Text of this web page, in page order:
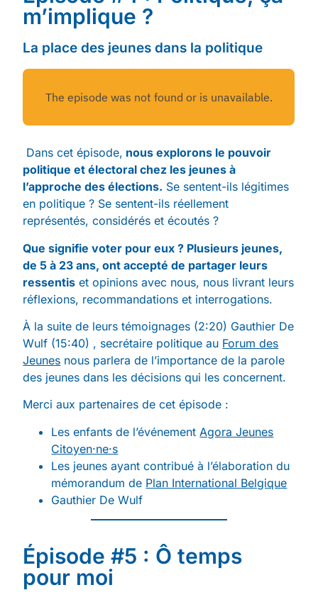
m’implique ?
La place des jeunes dans la politique
Dans cet épisode, nous explorons le pouvoir
politique et électoral chez les jeunes à
l’approche des élections. Se sentent-ils légitimes
en politique ? Se sentent-ils réellement
représentés, considérés et écoutés ?
Que signifie voter pour eux ? Plusieurs jeunes,
de 5 à 23 ans, ont accepté de partager leurs
ressentis et opinions avec nous, nous livrant leurs
réflexions, recommandations et interrogations.
À la suite de leurs témoignages (2:20) Gauthier De
Wulf (15:40) , secrétaire politique au Forum des
Jeunes nous parlera de l’importance de la parole
des jeunes dans les décisions qui les concernent.
Merci aux partenaires de cet épisode :
Les enfants de l’événement Agora Jeunes
Citoyen·ne·s
Les jeunes ayant contribué à l’élaboration du
mémorandum de Plan International Belgique
Gauthier De Wulf
Épisode #5 : Ô temps
pour moi